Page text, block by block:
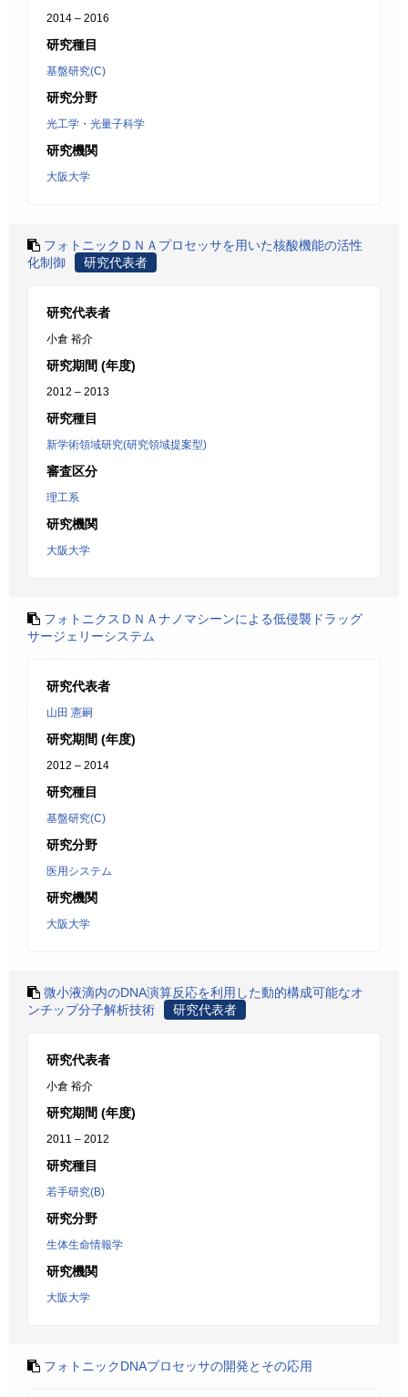
2014 – 2016
研究種目
基盤研究(C)
研究分野
光工学・光量子科学
研究機関
大阪大学
フォトニックＤＮＡプロセッサを用いた核酸機能の活性
化制御
研究代表者
研究代表者
小倉 裕介
研究期間 (年度)
2012 – 2013
研究種目
新学術領域研究(研究領域提案型)
審査区分
理工系
研究機関
大阪大学
フォトニクスＤＮＡナノマシーンによる低侵襲ドラッグ
サージェリーシステム
研究代表者
山田 憲嗣
研究期間 (年度)
2012 – 2014
研究種目
基盤研究(C)
研究分野
医用システム
研究機関
大阪大学
微小液滴内のDNA演算反応を利用した動的構成可能なオ
ンチップ分子解析技術
研究代表者
研究代表者
小倉 裕介
研究期間 (年度)
2011 – 2012
研究種目
若手研究(B)
研究分野
生体生命情報学
研究機関
大阪大学
フォトニックDNAプロセッサの開発とその応用